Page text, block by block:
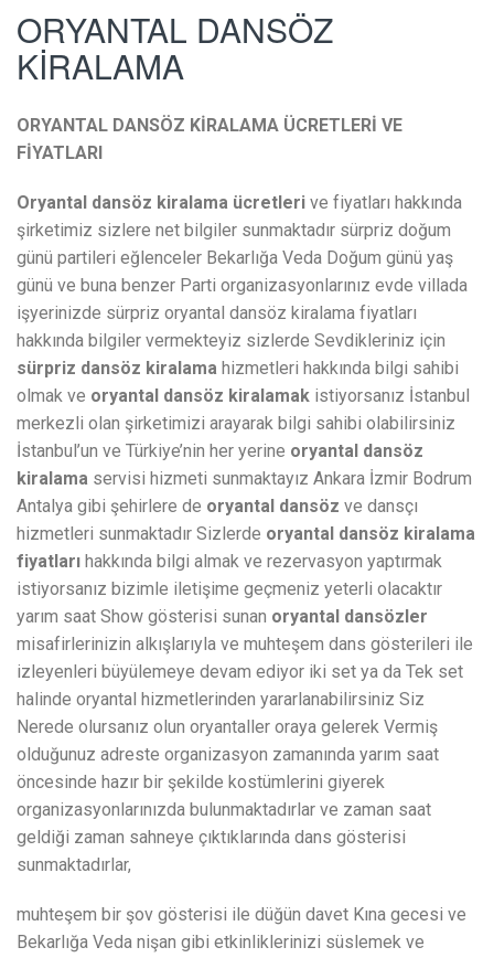
ORYANTAL DANSÖZ
KİRALAMA
ORYANTAL DANSÖZ KİRALAMA ÜCRETLERİ VE
FİYATLARI
Oryantal dansöz kiralama ücretleri ve fiyatları hakkında
şirketimiz sizlere net bilgiler sunmaktadır sürpriz doğum
günü partileri eğlenceler Bekarlığa Veda Doğum günü yaş
günü ve buna benzer Parti organizasyonlarınız evde villada
işyerinizde sürpriz oryantal dansöz kiralama fiyatları
hakkında bilgiler vermekteyiz sizlerde Sevdikleriniz için
sürpriz dansöz kiralama hizmetleri hakkında bilgi sahibi
olmak ve oryantal dansöz kiralamak istiyorsanız İstanbul
merkezli olan şirketimizi arayarak bilgi sahibi olabilirsiniz
İstanbul’un ve Türkiye’nin her yerine oryantal dansöz
kiralama servisi hizmeti sunmaktayız Ankara İzmir Bodrum
Antalya gibi şehirlere de oryantal dansöz ve dansçı
hizmetleri sunmaktadır Sizlerde oryantal dansöz kiralama
fiyatları hakkında bilgi almak ve rezervasyon yaptırmak
istiyorsanız bizimle iletişime geçmeniz yeterli olacaktır
yarım saat Show gösterisi sunan oryantal dansözler
misafirlerinizin alkışlarıyla ve muhteşem dans gösterileri ile
izleyenleri büyülemeye devam ediyor iki set ya da Tek set
halinde oryantal hizmetlerinden yararlanabilirsiniz Siz
Nerede olursanız olun oryantaller oraya gelerek Vermiş
olduğunuz adreste organizasyon zamanında yarım saat
öncesinde hazır bir şekilde kostümlerini giyerek
organizasyonlarınızda bulunmaktadırlar ve zaman saat
geldiği zaman sahneye çıktıklarında dans gösterisi
sunmaktadırlar,
muhteşem bir şov gösterisi ile düğün davet Kına gecesi ve
Bekarlığa Veda nişan gibi etkinliklerinizi süslemek ve